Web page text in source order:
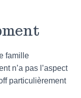
famille
n’a pas l’aspect
particulièrement